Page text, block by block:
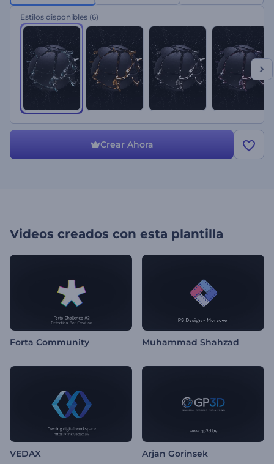
Estilos disponibles (6)
Crear Ahora
Videos creados con esta plantilla
Forta Community Muhammad Shahzad
VEDAX Arjan Gorinsek